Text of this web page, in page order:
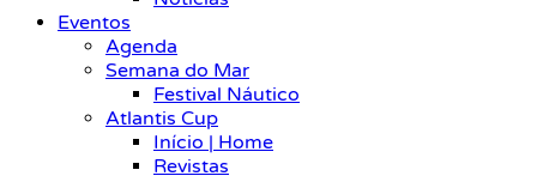
Eventos
Agenda
Semana do Mar
Festival Náutico
Atlantis Cup
Início | Home
Revistas